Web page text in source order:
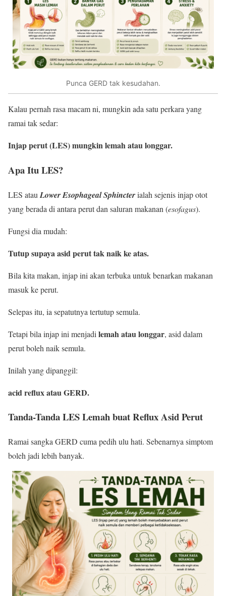
Punca GERD tak kesudahan.
Kalau pernah rasa macam ni, mungkin ada satu perkara yang
ramai tak sedar:
Injap perut (LES) mungkin lemah atau longgar.
Apa Itu LES?
LES atau Lower Esophageal Sphincterialah sejenis injap otot
yang berada di antara perut dan saluran makanan (esofagus).
Fungsi dia mudah:
Tutup supaya asid perut tak naik ke atas.
Bila kita makan, injap ini akan terbuka untuk benarkan makanan
masuk ke perut.
Selepas itu, ia sepatutnya tertutup semula.
Tetapi bila injap ini menjadi lemah atau longgar, asid dalam
perut boleh naik semula.
Inilah yang dipanggil:
acid reflux atau GERD.
Tanda-Tanda LES Lemah buat Reflux Asid Perut
Ramai sangka GERD cuma pedih ulu hati. Sebenarnya simptom
boleh jadi lebih banyak.